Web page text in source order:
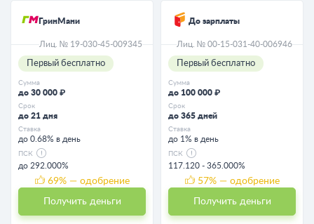
ГринМани
Лиц. № 19-030-45-009345
Первый бесплатно
Сумма
до 30 000 ₽
Срок
до 21 дня
Ставка
до 0.68% в день
ПСК
до 292.000%
69% — одобрение
Получить деньги
До зарплаты
Лиц. № 00-15-031-40-006946
Первый бесплатно
Сумма
до 100 000 ₽
Срок
до 365 дней
Ставка
до 1% в день
ПСК
117.120 - 365.000%
57% — одобрение
Получить деньги